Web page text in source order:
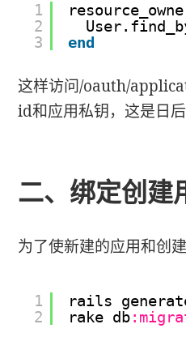
1
2
3
end
这样访问/oauth/
id和应用私钥，这是日
二、绑定创建
为了使新建的应用和创
1
2
rails
rake db